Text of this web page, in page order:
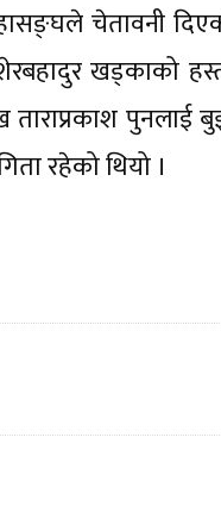
चेतावनी
खड्काको
ताराप्रकाश पुनलाई
रहेको थियो ।